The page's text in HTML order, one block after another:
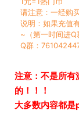
请注意：一经购
说明：如果充值
~（第一时间进Q
Q群：
注意：不是所有
的！！！
大多数内容都是